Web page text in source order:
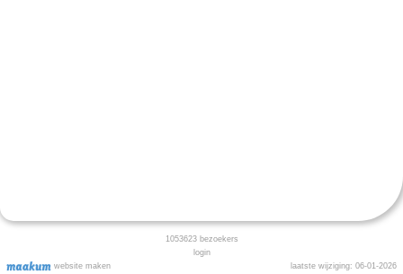
website maken
1053623bezoekers
login
laatste wijziging: 06-01-2026